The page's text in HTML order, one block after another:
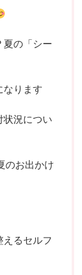
夏の「シー
なります
状況につい
のお出かけ
えるセルフ